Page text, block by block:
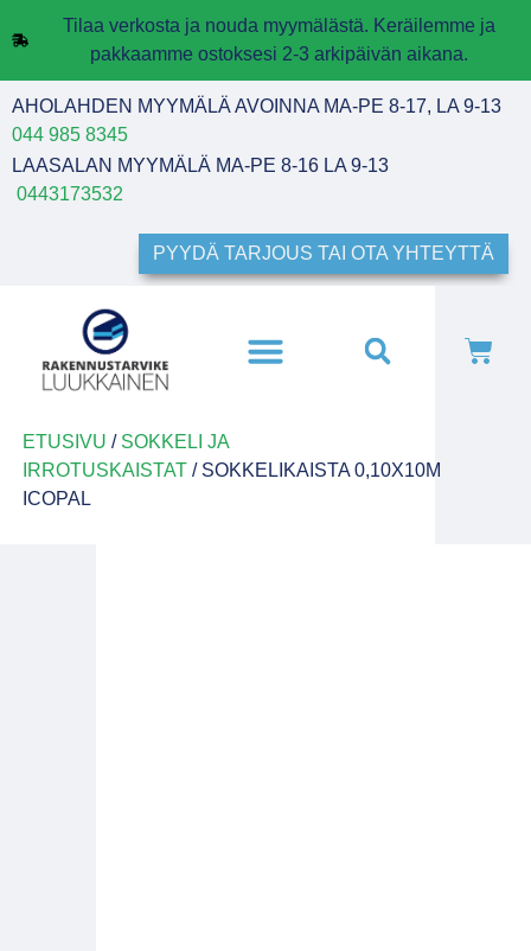
Tilaa verkosta ja nouda myymälästä. Keräilemme ja
pakkaamme ostoksesi 2-3 arkipäivän aikana.
AHOLAHDEN MYYMÄLÄ AVOINNA MA-PE 8-17, LA 9-13
044 985 8345
LAASALAN MYYMÄLÄ MA-PE 8-16 LA 9-13
0443173532
PYYDÄ TARJOUS TAI OTA YHTEYTTÄ
ETUSIVU / SOKKELI JA
IRROTUSKAISTAT/ SOKKELIKAISTA 0,10X10M
ICOPAL